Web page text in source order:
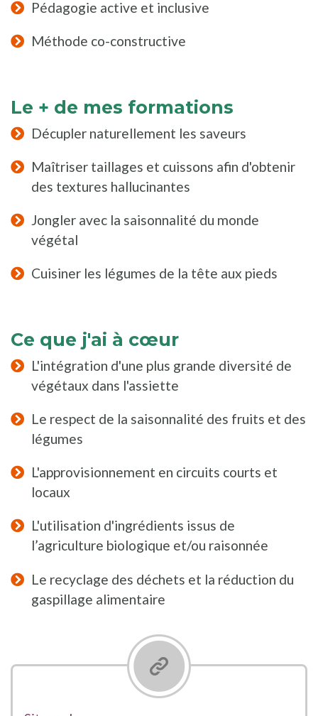
Pédagogie active et inclusive
Méthode co-constructive
Le + de mes formations
Décupler naturellement les saveurs
Maîtriser taillages et cuissons afin d'obtenir
des textures hallucinantes
Jongler avec la saisonnalité du monde
végétal
Cuisiner les légumes de la tête aux pieds
Ce que j'ai à cœur
L'intégration d'une plus grande diversité de
végétaux dans l'assiette
Le respect de la saisonnalité des fruits et des
légumes
L'approvisionnement en circuits courts et
locaux
L'utilisation d'ingrédients issus de
l’agriculture biologique et/ou raisonnée
Le recyclage des déchets et la réduction du
gaspillage alimentaire